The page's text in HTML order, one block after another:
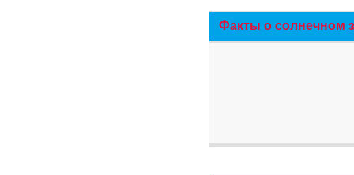
Факты о солнечном